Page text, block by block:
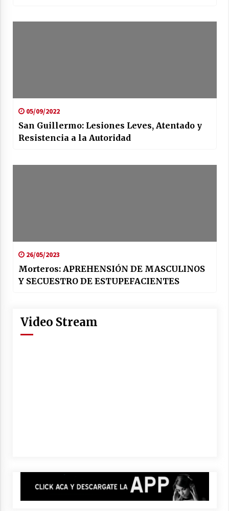
05/09/2022
San Guillermo: Lesiones Leves, Atentado y
Resistencia a la Autoridad
26/05/2023
Morteros: APREHENSIÓN DE MASCULINOS
Y SECUESTRO DE ESTUPEFACIENTES
Video Stream